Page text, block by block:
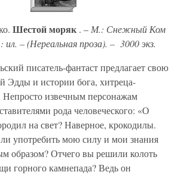
Шестой моряк . – М.: Снежный Ком
– (Нереальная проза). – 3000 экз.
писатель-фантаст предлагает свою
Эдды и истории бога, хитреца-
Непросто извечным персонажам
рода человеческого: «О
на свет? Наверное, крокодилы.
употребить мою силу и мои знания
образом? Отчего вы решили колоть
горного камнепада? Ведь он